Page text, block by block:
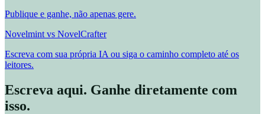
Publique e ganhe, não apenas gere.
Novelmint vs NovelCrafter
Escreva com sua própria IA ou siga o caminho completo até os
leitores.
Escreva aqui. Ganhe diretamente com
isso.